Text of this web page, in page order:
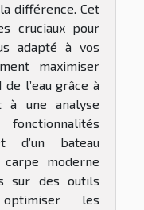
différence. Cet
cruciaux pour
adapté à vos
maximiser
l’eau grâce à
à une analyse
d’un bateau
moderne
sur des outils
les